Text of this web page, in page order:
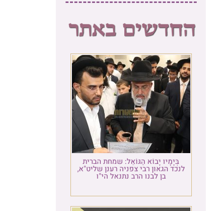
בְּיָמָיו יָבוֹא הַגּוֹאֵל: שמחת הברית
לנכד הגאון רבי צפניה רענן שליט"א,
בן לבנו הרב נתנאל הי"ו